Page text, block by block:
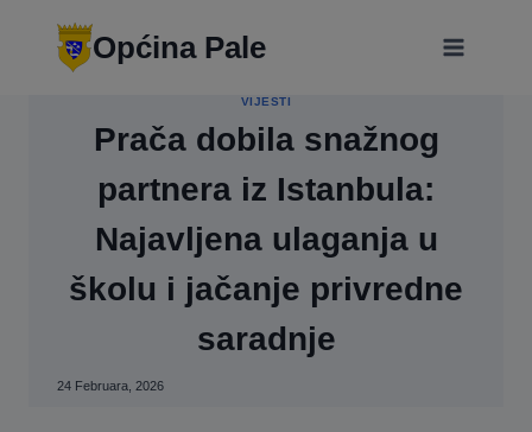
Općina Pale
VIJESTI
Prača dobila snažnog
partnera iz Istanbula:
Najavljena ulaganja u
školu i jačanje privredne
saradnje
24 Februara, 2026